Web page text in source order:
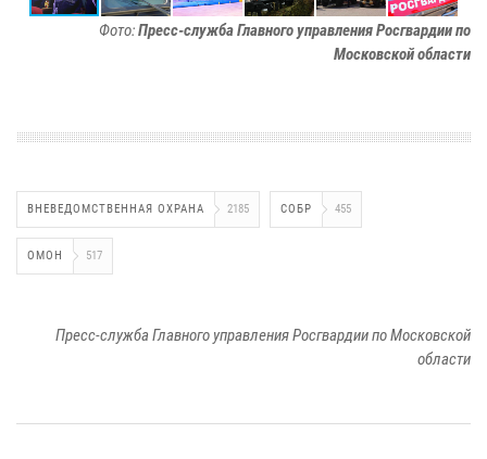
Фото:Пресс-служба Главного управления Росгвардии по
Московской области
ВНЕВЕДОМСТВЕННАЯ ОХРАНА 2185 СОБР 455
ОМОН 517
Пресс-служба Главного управления Росгвардии по Московской
области